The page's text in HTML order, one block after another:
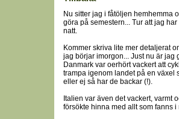
Nu sitter jag i fåtöljen hemhemma
göra på semestern... Tur att jag
natt.
Kommer skriva lite mer detaljerat
jag börjar imorgon... Just nu är jag
Danmark var oerhört vackert att
trampa igenom landet på en växel
eller ej så har de backar (!).
Italien var även det vackert, varmt
försökte hinna med allt som fanns